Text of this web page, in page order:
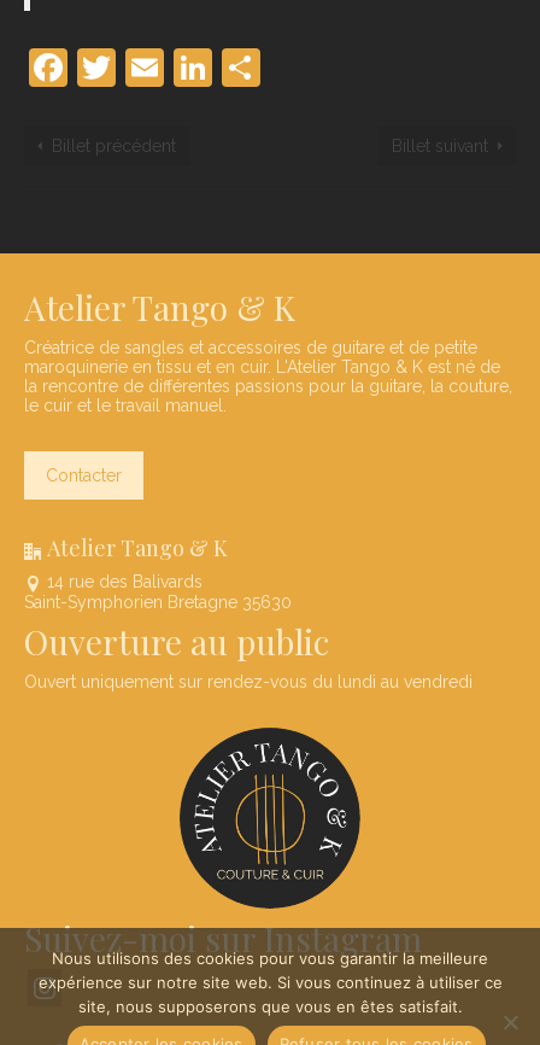
Facebook
Twitter
EmailLinkedIn
Billet précédent Billet suivant
Atelier Tango & K
Créatrice de sangles et accessoires de guitare et de petite
maroquinerie en tissu et en cuir. L'Atelier Tango & K est né de
la rencontre de différentes passions pour la guitare, la couture,
le cuir et le travail manuel.
Contacter
Atelier Tango & K
14 rue des Balivards
Saint-Symphorien Bretagne 35630
Ouverture au public
Ouvert uniquement sur rendez-vous du lundi au vendredi
Suivez-moi sur Instagram
Nous utilisons des cookies pour vous garantir la meilleure
expérience sur notre site web. Si vous continuez à utiliser ce
site, nous supposerons que vous en êtes satisfait.